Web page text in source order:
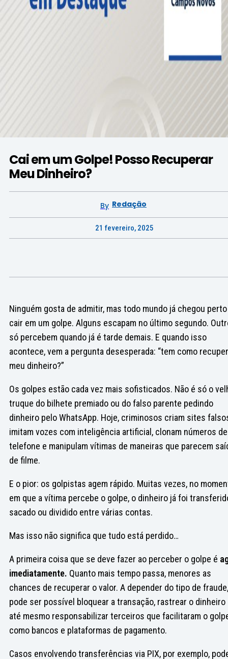
Cai em um Golpe! Posso Recuperar
Meu Dinheiro?
By Redação
21 fevereiro, 2025
Ninguém gosta de admitir, mas todo mundo já chegou
cair em um golpe. Alguns escapam no último segundo.
só percebem quando já é tarde demais. E quando isso
acontece, vem a pergunta desesperada: “tem como
meu dinheiro?”
Os golpes estão cada vez mais sofisticados. Não é só o
truque do bilhete premiado ou do falso parente pedindo
dinheiro pelo WhatsApp. Hoje, criminosos criam sites
imitam vozes com inteligência artificial, clonam números de
telefone e manipulam vítimas de maneiras que parecem
de filme.
E o pior: os golpistas agem rápido. Muitas vezes, no
em que a vítima percebe o golpe, o dinheiro já foi
sacado ou dividido entre várias contas.
Mas isso não significa que tudo está perdido…
A primeira coisa que se deve fazer ao perceber o golpe é
imediatamente. Quanto mais tempo passa, menores as
chances de recuperar o valor. A depender do tipo de fraude,
pode ser possível bloquear a transação, rastrear o dinheiro
até mesmo responsabilizar terceiros que facilitaram o
como bancos e plataformas de pagamento.
Casos envolvendo transferências via PIX, por exemplo,